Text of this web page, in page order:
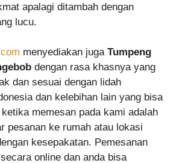
apalagi ditambah dengan
lucu.
menyediakan juga Tumpeng
dengan rasa khasnya yang
dan sesuai dengan lidah
dan kelebihan lain yang bisa
memesan pada kami adalah
pesanan ke rumah atau lokasi
kesepakatan. Pemesanan
online dan anda bisa